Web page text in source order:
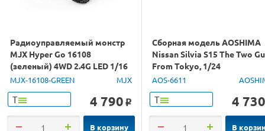
Радиоуправляемый монстр
MJX Hyper Go 16108
(зеленый) 4WD 2.4G LED 1/16
RTR
MJX-16108-GREEN MJX
Т 4 790 o
В корзину
Сборная модель AOSHIMA
Nissan Silvia S15 The Two
From Tokyo, 1/24
AOS-6611
Т 4 730
В